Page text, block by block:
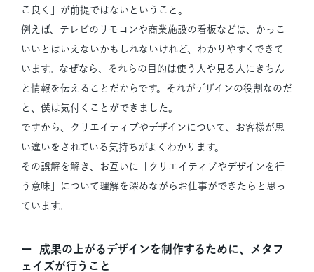
こ良く」が前提ではないということ。
例えば、テレビのリモコンや商業施設の看板などは、かっこ
いいとはいえないかもしれないけれど、わかりやすくできて
います。なぜなら、それらの目的は使う人や見る人にきちん
と情報を伝えることだからです。それがデザインの役割なのだ
と、僕は気付くことができました。
ですから、クリエイティブやデザインについて、お客様が思
い違いをされている気持ちがよくわかります。
その誤解を解き、お互いに「クリエイティブやデザインを行
う意味」について理解を深めながらお仕事ができたらと思っ
ています。
成果の上がるデザインを制作するために、メタフ
ェイズが行うこと